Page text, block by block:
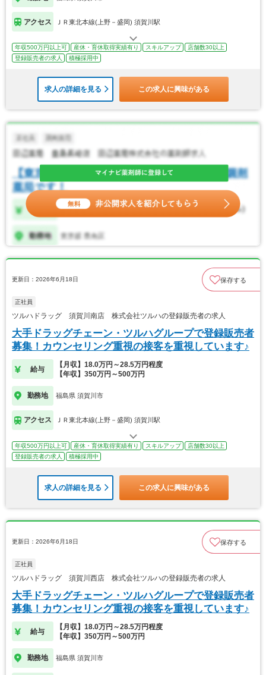
アクセス ＪＲ東北本線(上野－盛岡) 須賀川駅
年収500万円以上可 産休・育休取得実績有り スキルアップ
店舗数30以上
登録販売者の求人
積極採用中
求人の詳細を見る この求人に興味がある
更新日：2026年6月18日 保存する
正社員
ツルハドラッグ 須賀川南店 株式会社ツルハの登録販売者の求人
大手ドラッグチェーン・ツルハグループで登録販売者
募集！カウンセリング重視の接客を重視しています♪
給与
【月収】18.0万円～28.5万円程度
【年収】350万円～500万円
勤務地 福島県 須賀川市
アクセス ＪＲ東北本線(上野－盛岡) 須賀川駅
年収500万円以上可 産休・育休取得実績有り スキルアップ
店舗数30以上
登録販売者の求人
積極採用中
求人の詳細を見る この求人に興味がある
更新日：2026年6月18日 保存する
正社員
ツルハドラッグ 須賀川西店 株式会社ツルハの登録販売者の求人
大手ドラッグチェーン・ツルハグループで登録販売者
募集！カウンセリング重視の接客を重視しています♪
給与
【月収】18.0万円～28.5万円程度
【年収】350万円～500万円
勤務地 福島県 須賀川市